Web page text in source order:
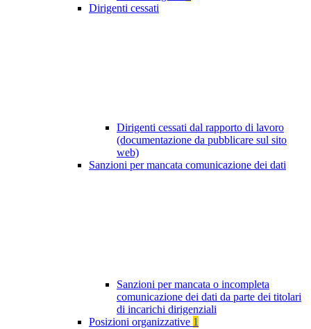
Dirigenti cessati
Dirigenti cessati dal rapporto di lavoro
(documentazione da pubblicare sul sito
web)
Sanzioni per mancata comunicazione dei dati
Sanzioni per mancata o incompleta
comunicazione dei dati da parte dei titolari
di incarichi dirigenziali
Posizioni organizzative 1